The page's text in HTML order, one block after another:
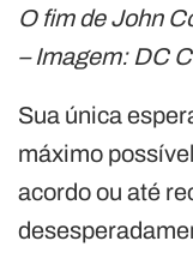
O fim de John
– Imagem: DC
Sua única
máximo
acordo ou até